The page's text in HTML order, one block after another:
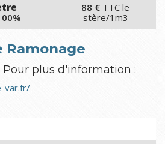
88 € TTC le
stère/1m3
Ramonage
Pour plus d'information :
var.fr/